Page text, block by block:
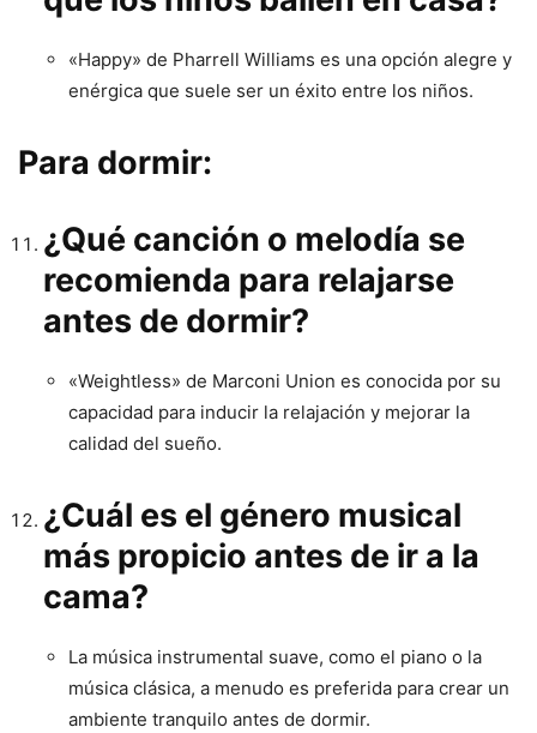
«Happy» de Pharrell Williams es una opción alegre y
enérgica que suele ser un éxito entre los niños.
Para dormir:
¿Qué canción o melodía se
recomienda para relajarse
antes de dormir?
«Weightless» de Marconi Union es conocida por su
capacidad para inducir la relajación y mejorar la
calidad del sueño.
¿Cuál es el género musical
más propicio antes de ir a la
cama?
La música instrumental suave, como el piano o la
música clásica, a menudo es preferida para crear un
ambiente tranquilo antes de dormir.